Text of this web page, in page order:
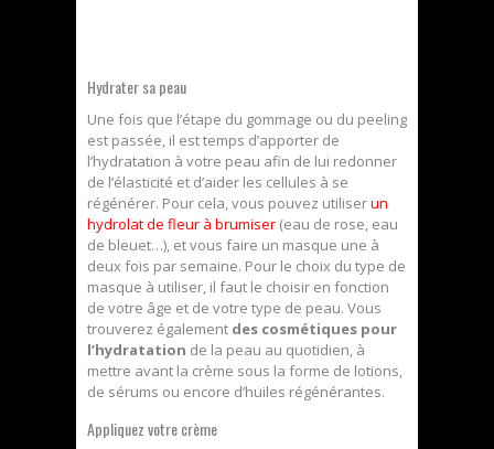
Hydrater sa peau
Une fois que l’étape du gommage ou du peeling
est passée, il est temps d’apporter de
l’hydratation à votre peau afin de lui redonner
de l’élasticité et d’aider les cellules à se
régénérer. Pour cela, vous pouvez utiliserun
hydrolat de fleur à brumiser (eau de rose, eau
de bleuet…), et vous faire un masque une à
deux fois par semaine. Pour le choix du type de
masque à utiliser, il faut le choisir en fonction
de votre âge et de votre type de peau. Vous
trouverez également des cosmétiques pour
l’hydratation de la peau au quotidien, à
mettre avant la crème sous la forme de lotions,
de sérums ou encore d’huiles régénérantes.
Appliquez votre crème